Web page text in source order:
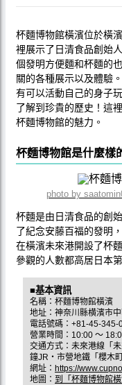
杯麵博物館橫濱位於橫
裡展示了日清食品創始
個發明方便麵和杯麵的
關的各種展示以及體驗
有可以活動自己的身子
了解到珍貴的歷史！這
杯麵博物館的魅力。
杯麵博物館是什麼樣
photo by
杯麵是由日清食品的創
了紀念安藤百福的發明
在橫濱未來港開設了杯
參觀的人數都高居日本第
■基本資訊
名稱：杯麵博物館橫濱
地址：神奈川縣横濱市
電話號碼：+81-45-345-
營業時間：10:00 〜
交通方式：未來港線「
鐘JR・市營地鐵「櫻木
網址： https://
地圖： 到「杯麵博物館